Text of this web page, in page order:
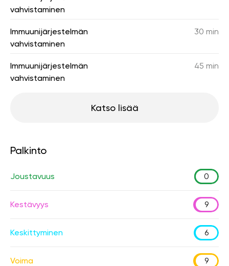
vahvistaminen
Immuunijärjestelmän
vahvistaminen
30 min
Immuunijärjestelmän
vahvistaminen
45 min
Katso lisää
Palkinto
Joustavuus 0
Kestävyys 9
Keskittyminen 6
Voima 9